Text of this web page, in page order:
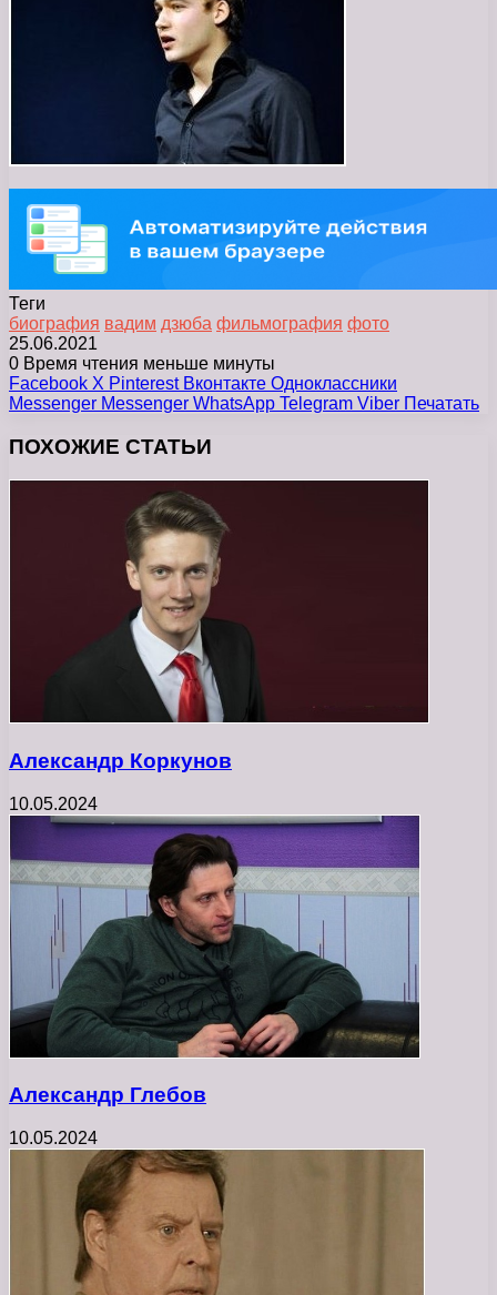
Теги
биография вадим дзюба фильмография фото
25.06.2021
0 Время чтения меньше минуты
Facebook X Pinterest Вконтакте Одноклассники
Messenger Messenger WhatsApp Telegram Viber Печатать
ПОХОЖИЕ СТАТЬИ
Александр Коркунов
10.05.2024
Александр Глебов
10.05.2024